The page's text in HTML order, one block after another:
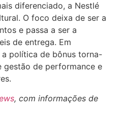
diferenciado, a Nestlé
O foco deixa de ser a
e passa a ser a
de entrega. Em
política de bônus torna-
gestão de performance e
, com informações de